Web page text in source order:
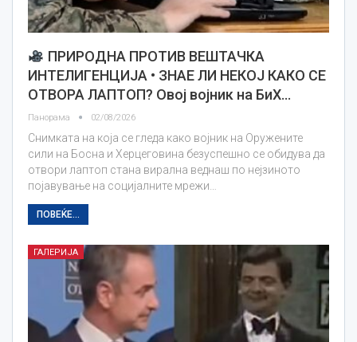
ПРИРОДНА ПРОТИВ ВЕШТАЧКА
ИНТЕЛИГЕНЦИЈА • ЗНАЕ ЛИ НЕКОЈ КАКО СЕ
ОТВОРА ЛАПТОП? Овој војник на БиХ…
Панорама 02/08/2026
Снимката на која се гледа како војник на Оружените
сили на Босна и Херцеговина безуспешно се обидува да
отвори лаптоп стана вирална веднаш по нејзиното
појавување на социјалните мрежи…
ПОВЕЌЕ...
ГАЛЕРИЈА